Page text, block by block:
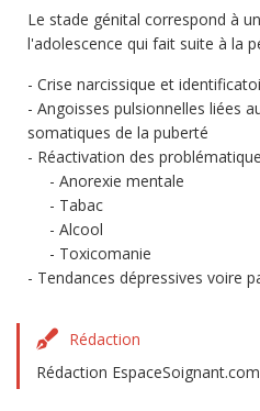
Le stade génital correspond à
l'adolescence qui fait suite à la
Crise narcissique et
Angoisses pulsionnelles liées
somatiques de la puberté
Réactivation des
Anorexie mentale
Tabac
Alcool
Toxicomanie
Tendances dépressives voire
Rédaction
Rédaction EspaceSoignant.com